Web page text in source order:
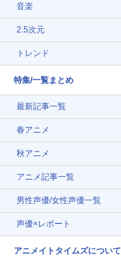
音楽
2.5次元
トレンド
特集/一覧まとめ
最新記事一覧
春アニメ
秋アニメ
アニメ記事一覧
男性声優/女性声優一覧
声優×レポート
アニメイトタイムズについて